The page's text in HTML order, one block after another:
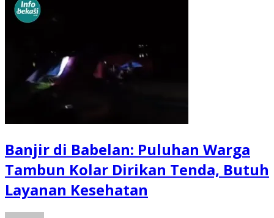
Banjir di Babelan: Puluhan Warga
Tambun Kolar Dirikan Tenda, Butuh
Layanan Kesehatan